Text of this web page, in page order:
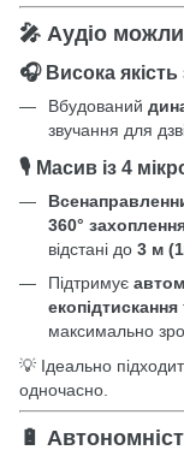
🎤 Аудіо
🎧 Висока якість
Вбудований
звучання для
🎙️ Масив із 4
360°
відстані до 3 м
Підтримує
екопідтискання
максимально
💡 Ідеально
одночасно.
🔋